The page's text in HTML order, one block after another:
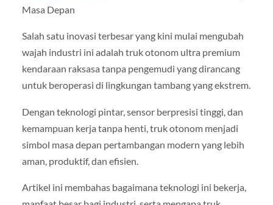
Masa Depan
Salah satu inovasi terbesar yang kini mulai mengubah
wajah industri ini adalah truk otonom ultra premium
kendaraan raksasa tanpa pengemudi yang dirancang
untuk beroperasi di lingkungan tambang yang ekstrem.
Dengan teknologi pintar, sensor berpresisi tinggi, dan
kemampuan kerja tanpa henti, truk otonom menjadi
simbol masa depan pertambangan modern yang lebih
aman, produktif, dan efisien.
Artikel ini membahas bagaimana teknologi ini bekerja,